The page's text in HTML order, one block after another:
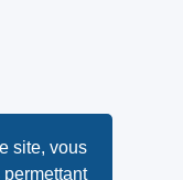
site, vous